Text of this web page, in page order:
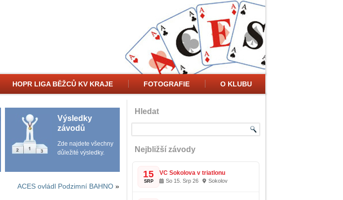
HOPR LIGA BĚŽCŮ KV KRAJE FOTOGRAFIE O KLUBU
Výsledky
závodů
Zde najdete všechny
důležité výsledky.
ACES ovládl Podzimní BAHNO »
Hledat
Nejbližší závody
15
SRP
VC Sokolova v triatlonu
So 15. Srp 26 Sokolov